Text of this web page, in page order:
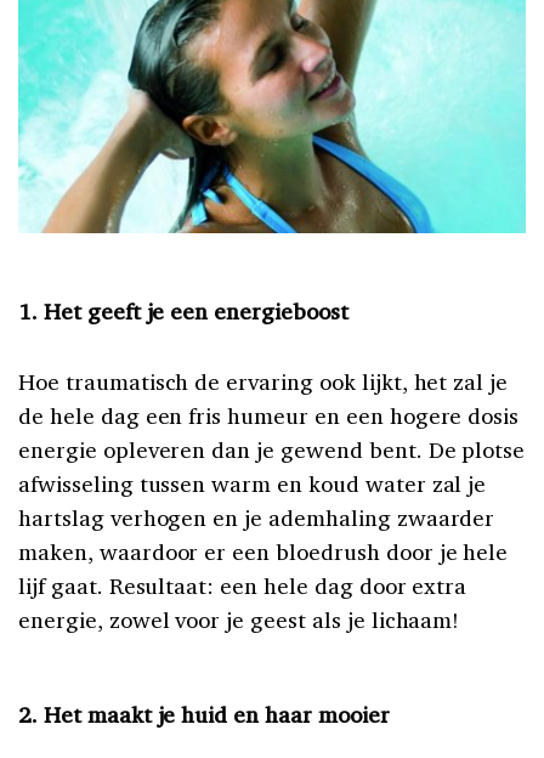
1. Het geeft je een energieboost
Hoe traumatisch de ervaring ook lijkt, het zal je
de hele dag een fris humeur en een hogere dosis
energie opleveren dan je gewend bent. De plotse
afwisseling tussen warm en koud water zal je
hartslag verhogen en je ademhaling zwaarder
maken, waardoor er een bloedrush door je hele
lijf gaat. Resultaat: een hele dag door extra
energie, zowel voor je geest als je lichaam!
2. Het maakt je huid en haar mooier